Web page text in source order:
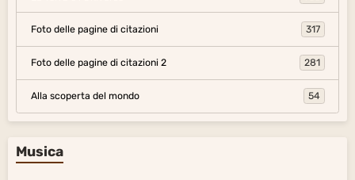
Foto album
La Terra e l'Universo 735
Foto delle pagine di citazioni 317
Alla scoperta del mondo